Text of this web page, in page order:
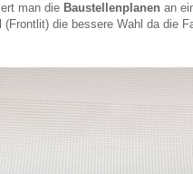
man die Baustellenplanen an
die bessere Wahl da die